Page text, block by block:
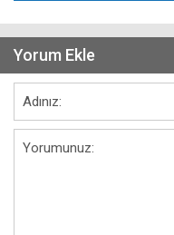
Yorum Ekle